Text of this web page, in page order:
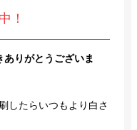
！
りがとうございま
したらいつもより白さ